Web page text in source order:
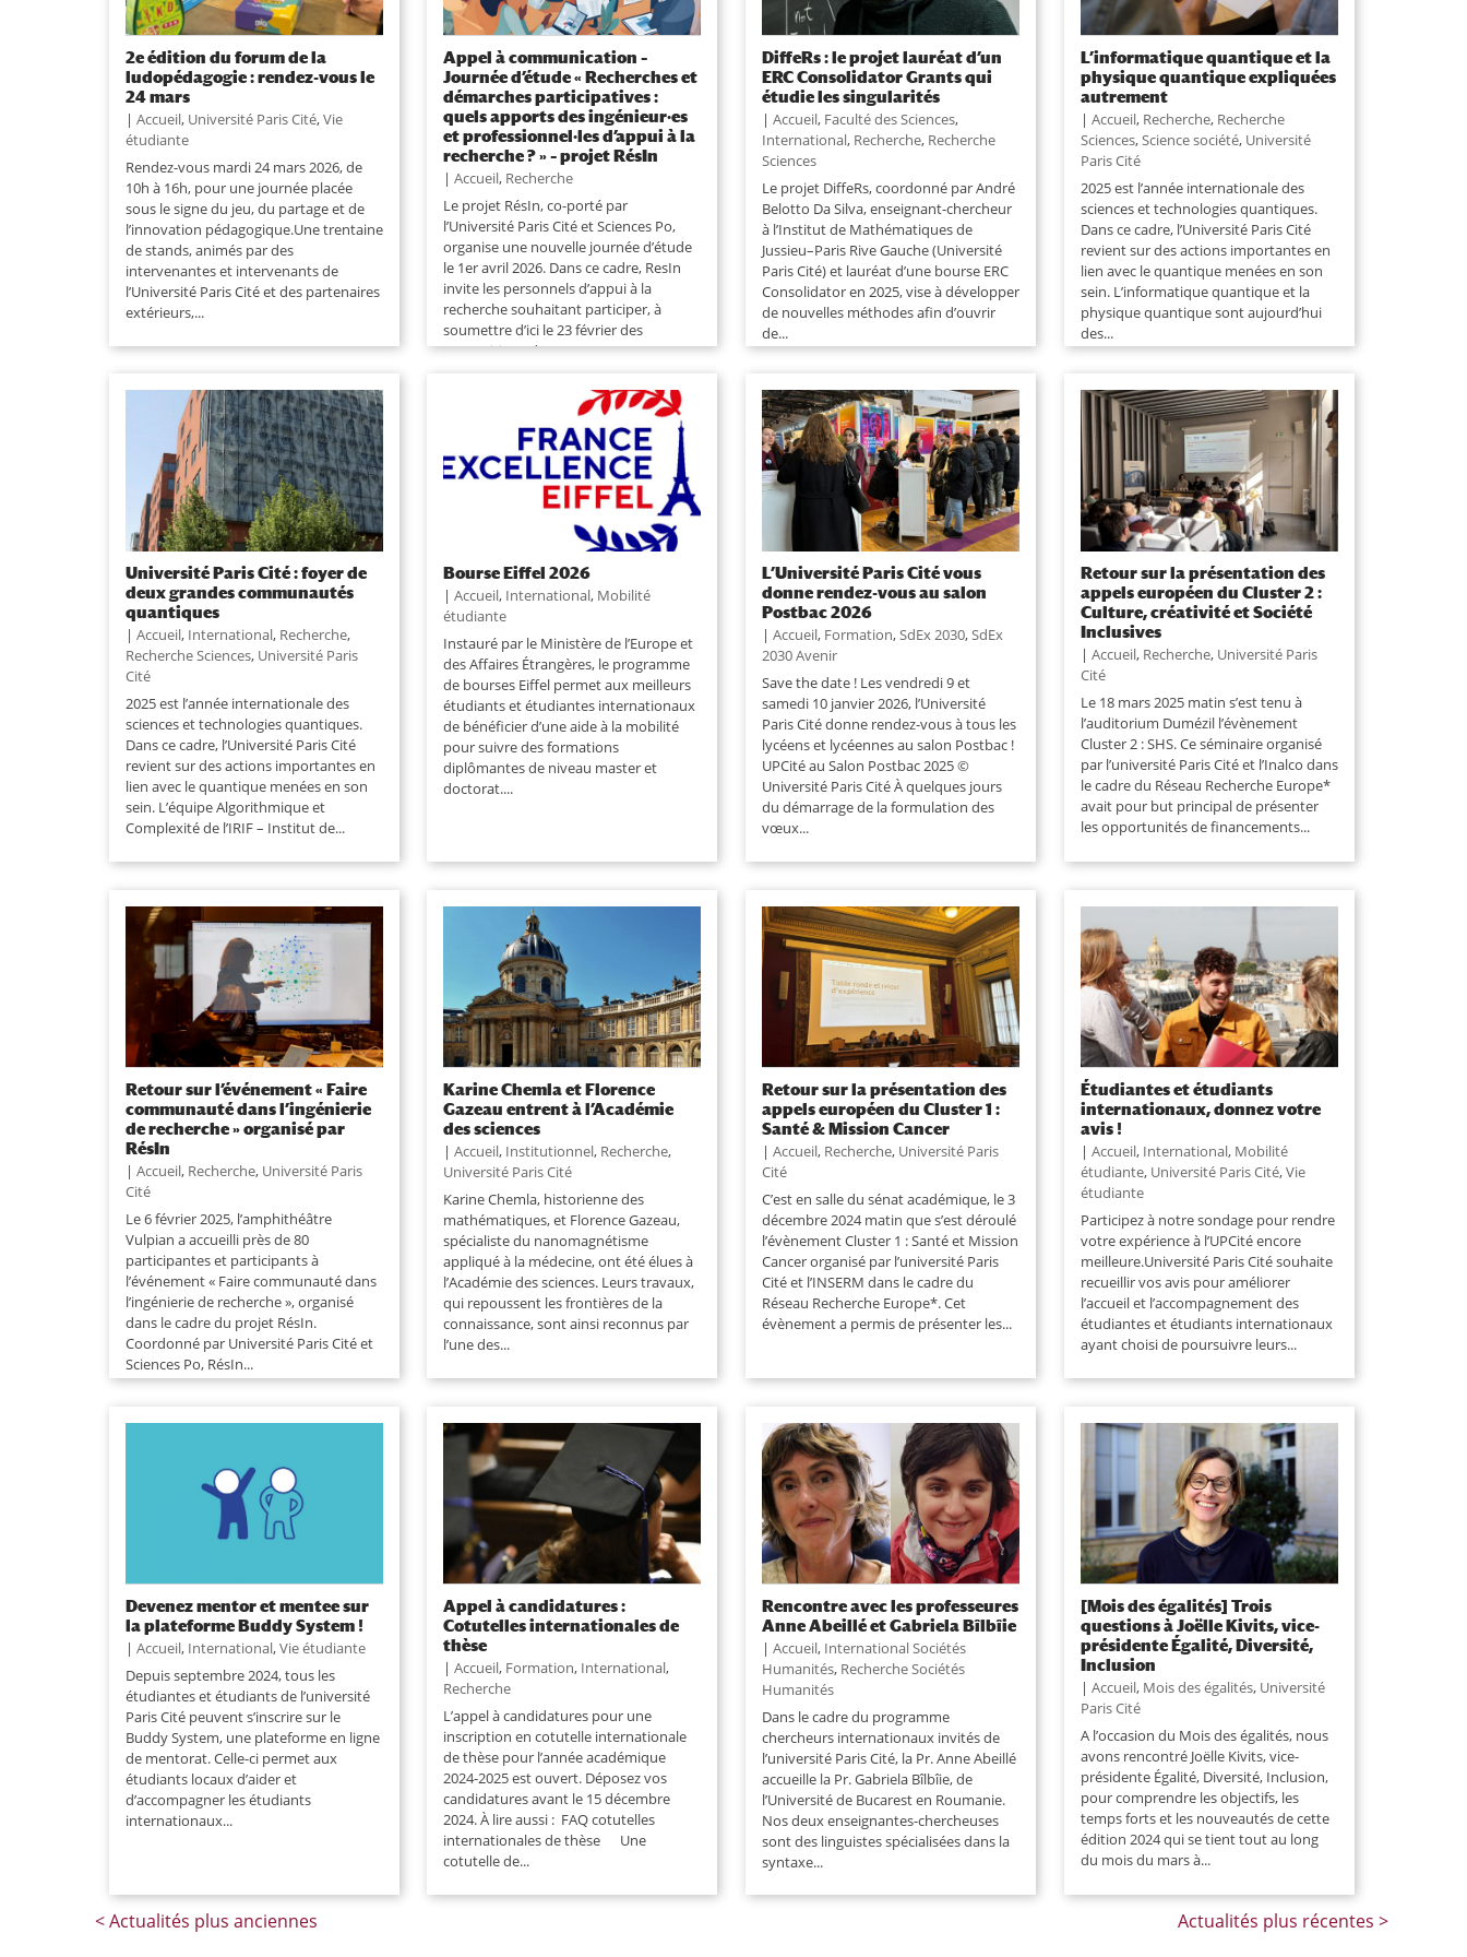
2e édition du forum de la
ludopédagogie : rendez-vous le
24 mars
| Accueil, Université Paris Cité,Vie
étudiante
Rendez-vous mardi 24 mars 2026, de
10h à 16h, pour une journée placée
sous le signe du jeu, du partage et de
l’innovation pédagogique.Une trentaine
de stands, animés par des
intervenantes et intervenants de
l’Université Paris Cité et des partenaires
extérieurs,...
Appel à communication –
Journée d’étude « Recherches et
démarches participatives :
quels apports des ingénieur·es
et professionnel·les d’appui à la
recherche ? » – projet RésIn
|Accueil, Recherche
Le projet RésIn, co-porté par
l’Université Paris Cité et Sciences Po,
organise une nouvelle journée d’étude
le 1er avril 2026. Dans ce cadre, ResIn
invite les personnels d’appui à la
recherche souhaitant participer, à
soumettre d’ici le 23 février des
propositions de...
DiffeRs : le projet lauréat d’un
ERC Consolidator Grants qui
étudie les singularités
| Accueil, Faculté des Sciences,
International, Recherche, Recherche
Sciences
Le projet DiffeRs, coordonné par André
Belotto Da Silva, enseignant-chercheur
à l’Institut de Mathématiques de
Jussieu–Paris Rive Gauche (Université
Paris Cité) et lauréat d’une bourse ERC
Consolidator en 2025, vise à développer
de nouvelles méthodes afin d’ouvrir
de...
L’informatique quantique et la
physique quantique expliquées
autrement
| Accueil, Recherche, Recherche
Sciences,Science société, Université
Paris Cité
2025 est l’année internationale des
sciences et technologies quantiques.
Dans ce cadre, l’Université Paris Cité
revient sur des actions importantes en
lien avec le quantique menées en son
sein. L’informatique quantique et la
physique quantique sont aujourd’hui
des...
Université Paris Cité : foyer de
deux grandes communautés
quantiques
| Accueil, International, Recherche,
Recherche Sciences, Université Paris
Cité
2025 est l’année internationale des
sciences et technologies quantiques.
Dans ce cadre, l’Université Paris Cité
revient sur des actions importantes en
lien avec le quantique menées en son
sein. L’équipe Algorithmique et
Complexité de l’IRIF – Institut de...
Bourse Eiffel 2026
|Accueil, International, Mobilité
étudiante
Instauré par le Ministère de l’Europe et
des Affaires Étrangères, le programme
de bourses Eiffel permet aux meilleurs
étudiants et étudiantes internationaux
de bénéficier d’une aide à la mobilité
pour suivre des formations
diplômantes de niveau master et
doctorat....
L’Université Paris Cité vous
donne rendez-vous au salon
Postbac 2026
| Accueil, Formation,SdEx 2030,SdEx
2030 Avenir
Save the date ! Les vendredi 9 et
samedi 10 janvier 2026, l’Université
Paris Cité donne rendez-vous à tous les
lycéens et lycéennes au salon Postbac !
UPCité au Salon Postbac 2025 ©
Université Paris Cité À quelques jours
du démarrage de la formulation des
vœux...
Retour sur la présentation des
appels européen du Cluster 2 :
Culture, créativité et Société
Inclusives
| Accueil, Recherche, Université Paris
Cité
Le 18 mars 2025 matin s’est tenu à
l’auditorium Dumézil l’évènement
Cluster 2 : SHS. Ce séminaire organisé
par l’université Paris Cité et l’Inalco dans
le cadre du Réseau Recherche Europe*
avait pour but principal de présenter
les opportunités de financements...
Retour sur l’événement « Faire
communauté dans l’ingénierie
de recherche » organisé par
RésIn
| Accueil, Recherche, Université Paris
Cité
Le 6 février 2025, l’amphithéâtre
Vulpian a accueilli près de 80
participantes et participants à
l’événement « Faire communauté dans
l’ingénierie de recherche », organisé
dans le cadre du projet RésIn.
Coordonné par Université Paris Cité et
Sciences Po, RésIn...
Karine Chemla et Florence
Gazeau entrent à l’Académie
des sciences
|Accueil, Institutionnel, Recherche,
Université Paris Cité
Karine Chemla, historienne des
mathématiques, et Florence Gazeau,
spécialiste du nanomagnétisme
appliqué à la médecine, ont été élues à
l’Académie des sciences. Leurs travaux,
qui repoussent les frontières de la
connaissance, sont ainsi reconnus par
l’une des...
Retour sur la présentation des
appels européen du Cluster 1 :
Santé & Mission Cancer
| Accueil, Recherche, Université Paris
Cité
C’est en salle du sénat académique, le 3
décembre 2024 matin que s’est déroulé
l’évènement Cluster 1 : Santé et Mission
Cancer organisé par l’université Paris
Cité et l’INSERM dans le cadre du
Réseau Recherche Europe*. Cet
évènement a permis de présenter les...
Étudiantes et étudiants
internationaux, donnez votre
avis !
| Accueil, International, Mobilité
étudiante, Université Paris Cité,Vie
étudiante
Participez à notre sondage pour rendre
votre expérience à l’UPCité encore
meilleure.Université Paris Cité souhaite
recueillir vos avis pour améliorer
l’accueil et l’accompagnement des
étudiantes et étudiants internationaux
ayant choisi de poursuivre leurs...
Devenez mentor et mentee sur
la plateforme Buddy System !
| Accueil, International,Vie étudiante
Depuis septembre 2024, tous les
étudiantes et étudiants de l’université
Paris Cité peuvent s’inscrire sur le
Buddy System, une plateforme en ligne
de mentorat. Celle-ci permet aux
étudiants locaux d’aider et
d’accompagner les étudiants
internationaux...
Appel à candidatures :
Cotutelles internationales de
thèse
|Accueil, Formation, International,
Recherche
L’appel à candidatures pour une
inscription en cotutelle internationale
de thèse pour l’année académique
2024-2025 est ouvert. Déposez vos
candidatures avant le 15 décembre
2024. À lire aussi : FAQ cotutelles
internationales de thèse Une
cotutelle de...
Rencontre avec les professeures
Anne Abeillé et Gabriela Bîlbîie
| Accueil, International Sociétés
Humanités, Recherche Sociétés
Humanités
Dans le cadre du programme
chercheurs internationaux invités de
l’université Paris Cité, la Pr. Anne Abeillé
accueille la Pr. Gabriela Bîlbîie, de
l’Université de Bucarest en Roumanie.
Nos deux enseignantes-chercheuses
sont des linguistes spécialisées dans la
syntaxe...
[Mois des égalités] Trois
questions à Joëlle Kivits, vice-
présidente Égalité, Diversité,
Inclusion
| Accueil, Mois des égalités, Université
Paris Cité
A l’occasion du Mois des égalités, nous
avons rencontré Joëlle Kivits, vice-
présidente Égalité, Diversité, Inclusion,
pour comprendre les objectifs, les
temps forts et les nouveautés de cette
édition 2024 qui se tient tout au long
du mois du mars à...